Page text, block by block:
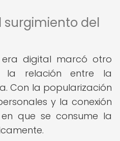
surgimiento del
digital marcó otro
la relación entre la
Con la popularización
y la conexión
que se consume la